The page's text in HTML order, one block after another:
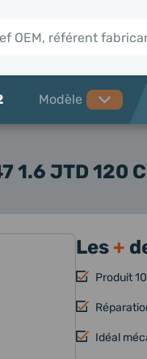
1.6 JTD
Les+
Produit
Idéal